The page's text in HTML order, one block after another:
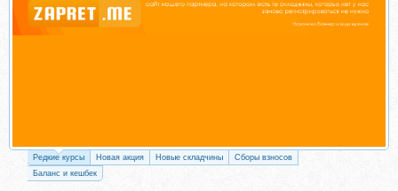
Редкие курсы Новая акция Новые складчины
Сборы взносов
Баланс и кешбек